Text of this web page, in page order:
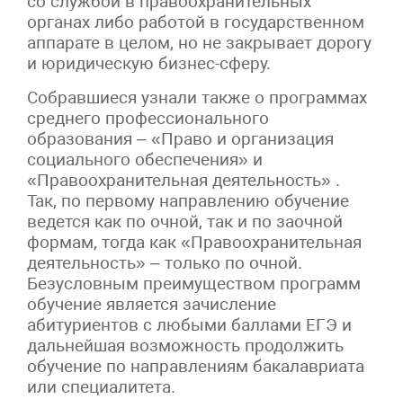
органах либо работой в государственном
аппарате в целом, но не закрывает дорогу
и юридическую бизнес-сферу.
Собравшиеся узнали также о программах
среднего профессионального
образования – «Право и организация
социального обеспечения» и
«Правоохранительная деятельность» .
Так, по первому направлению обучение
ведется как по очной, так и по заочной
формам, тогда как «Правоохранительная
деятельность» – только по очной.
Безусловным преимуществом программ
обучение является зачисление
абитуриентов с любыми баллами ЕГЭ и
дальнейшая возможность продолжить
обучение по направлениям бакалавриата
или специалитета.